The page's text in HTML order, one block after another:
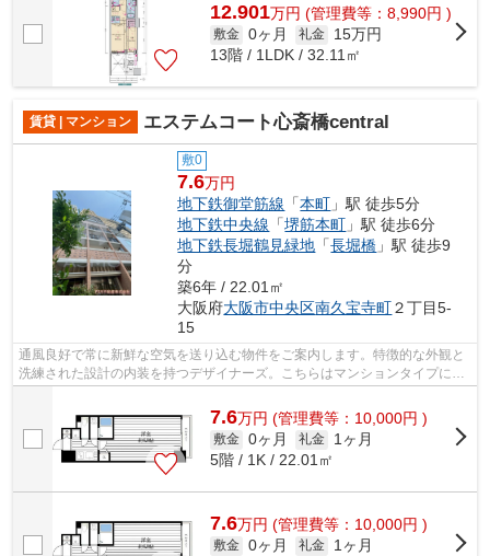
12.901万円 (管理費等：8,990円 )
敷金 0ヶ月 礼金
15万円
13階 / 1LDK / 32.11㎡
賃貸 | マンション エステムコート心斎橋central
敷0
7.6万円
地下鉄御堂筋線 「本町 」駅 徒歩5分
地下鉄中央線 「堺筋本町 」駅 徒歩6分
地下鉄長堀鶴見緑地 「長堀橋 」駅 徒歩9
分
築6年 / 22.01㎡
大阪府大阪市中央区南久宝寺町２丁目5-
15
通風良好で常に新鮮な空気を送り込む物件をご案内します。特徴的な外観と
洗練された設計の内装を持つデザイナーズ。こちらはマンションタイプにな
ります。こちらは初期費用をカードで...
7.6万円 (管理費等：10,000円 )
敷金 0ヶ月 礼金
1ヶ月
5階 / 1K / 22.01㎡
7.6万円 (管理費等：10,000円 )
敷金 0ヶ月 礼金
1ヶ月